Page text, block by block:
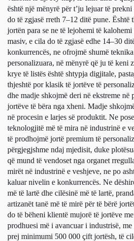
është një mënyrë për t’ju lejuar të
do të zgjasë rreth 7–12 ditë pune. Është
jortën para se ne të lejohemi të
masiv, e cila do të zgjasë edhe 14–30
konkurrencës, ne ofrojmë shumë
personalizuara, në mënyrë që ju të keni
krye të listës është shtypja digjitale,
thjeshtë por klasik të jortëve të
dhe madje shkojmë deri në ekstreme në
jortëve të bëra nga xheni. Madje
në procesin e larjes së produktit. Ne
teknologjitë më të mira në industrinë e
të prodhojmë jortë premium të
përgjegjshme ndaj mjedisit, duke
që mund të vendoset nga organet
mirët në industrinë e veshjeve, ne po
kaluar nivelin e konkurrencës. Ne
më të lartë dhe cilësinë më të lartë,
artizanët tanë më të mirë për të bërë
do të bëheni klientë mujorë të jortëve
prodhuesi më i avancuar i industrisë,
prej minimumi 500 000 çift jortësh, të